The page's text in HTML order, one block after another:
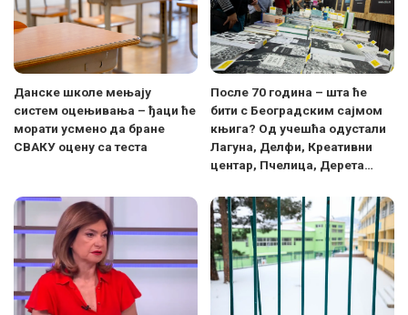
Данске школе мењају
систем оцењивања – ђаци ће
морати усмено да бране
СВАКУ оцену са теста
После 70 година – шта ће
бити с Београдским сајмом
књига? Од учешћа одустали
Лагуна, Делфи, Креативни
центар, Пчелица, Дерета…